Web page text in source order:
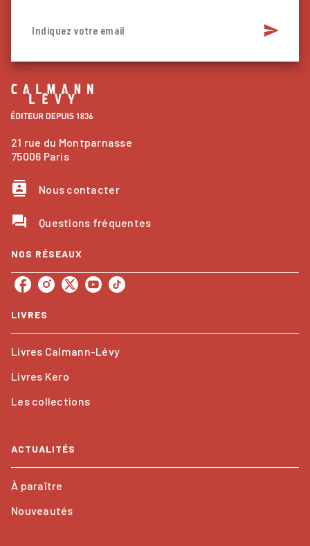
Indiquez votre email send
21 rue du Montparnasse
75006 Paris
contacts Nous contacter
question_answer Questions fréquentes
NOS RÉSEAUX
LIVRES
Livres Calmann-Lévy
Livres Kero
Les collections
ACTUALITÉS
À paraître
Nouveautés